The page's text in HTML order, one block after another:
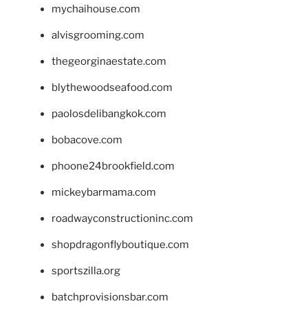
mychaihouse.com
alvisgrooming.com
thegeorginaestate.com
blythewoodseafood.com
paolosdelibangkok.com
bobacove.com
phoone24brookfield.com
mickeybarmama.com
roadwayconstructioninc.com
shopdragonflyboutique.com
sportszilla.org
batchprovisionsbar.com